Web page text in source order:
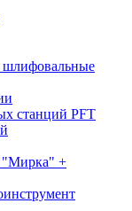
станций PFT
"Мирка" +